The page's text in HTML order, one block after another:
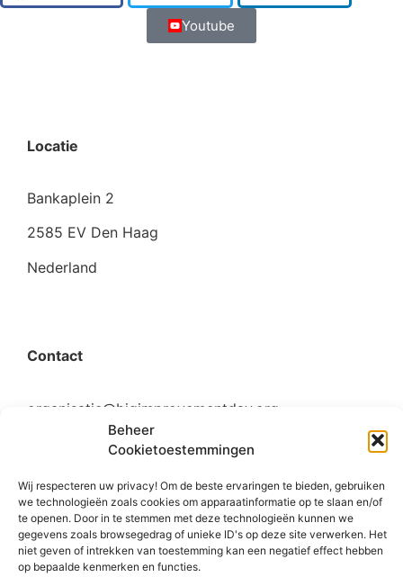
Beheer
Cookietoestemmingen
Wij respecteren uw privacy! Om de beste ervaringen te bieden, gebruiken
we technologieën zoals cookies om apparaatinformatie op te slaan en/of
te openen. Door in te stemmen met deze technologieën kunnen we
gegevens zoals browsegedrag of unieke ID's op deze site verwerken. Het
niet geven of intrekken van toestemming kan een negatief effect hebben
op bepaalde kenmerken en functies.
Youtube
Locatie
Bankaplein 2
2585 EV Den Haag
Nederland
Contact
organisatie@bigimprovementday.org
+31 6 53124595
Social